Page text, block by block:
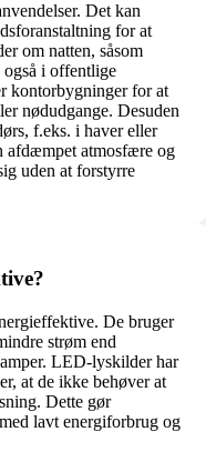
Det kan
for at
om natten, såsom
også i offentlige
kontorbygninger for at
nødudgange. Desuden
f.eks. i haver eller
afdæmpet atmosfære og
uden at forstyrre
De bruger
strøm end
LED-lyskilder har
at de ikke behøver at
Dette gør
lavt energiforbrug og